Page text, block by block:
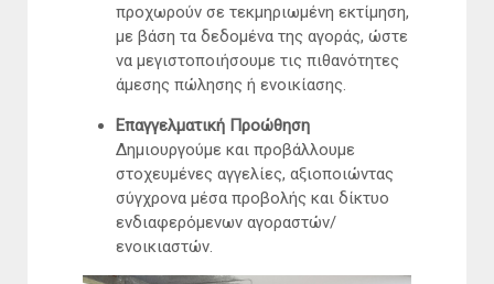
προχωρούν σε τεκμηριωμένη εκτίμηση,
με βάση τα δεδομένα της αγοράς, ώστε
να μεγιστοποιήσουμε τις πιθανότητες
άμεσης πώλησης ή ενοικίασης.
Επαγγελματική Προώθηση
Δημιουργούμε και προβάλλουμε
στοχευμένες αγγελίες, αξιοποιώντας
σύγχρονα μέσα προβολής και δίκτυο
ενδιαφερόμενων αγοραστών/
ενοικιαστών.